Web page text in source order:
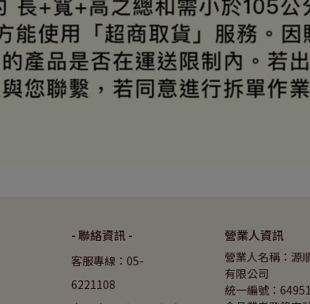
- 聯絡資訊 -
客服專線：05-
6221108
營業人資訊
營業人名稱：源
有限公司
統一編號：